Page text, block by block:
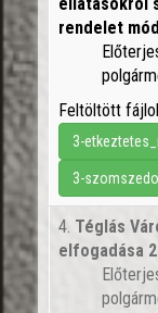
rendelet
Feltöltött
3-
3-
4. Téglás
elfogadása